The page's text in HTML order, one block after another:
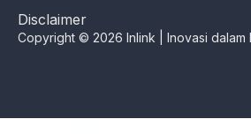
Disclaimer
Copyright © 2026 Inlink | Inovasi dalam